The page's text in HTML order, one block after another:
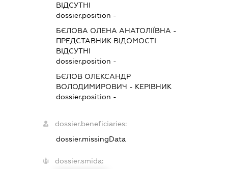
ВІДСУТНІ
dossier.position -
БЄЛОВА ОЛЕНА АНАТОЛІЇВНА -
ПРЕДСТАВНИК ВІДОМОСТІ
ВІДСУТНІ
dossier.position -
БЄЛОВ ОЛЕКСАНДР
ВОЛОДИМИРОВИЧ - КЕРІВНИК
dossier.position -
dossier.beneficiaries:
dossier.missingData
dossier.smida: